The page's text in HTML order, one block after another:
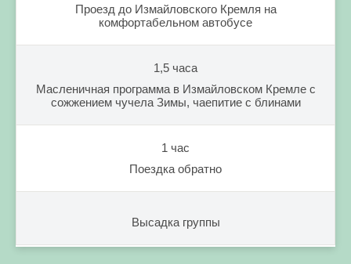
Проезд до Измайловского Кремля на
комфортабельном автобусе
1,5 часа
Масленичная программа в Измайловском Кремле с
сожжением чучела Зимы, чаепитие с блинами
1 час
Поездка обратно
Высадка группы